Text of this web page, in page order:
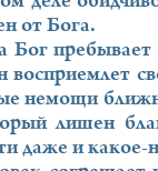
от Бога.
Бог
восприемлет
немощи
лишен
даже и какое-